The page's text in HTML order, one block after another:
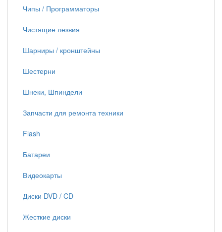
Чипы / Программаторы
Чистящие лезвия
Шарниры / кронштейны
Шестерни
Шнеки, Шпиндели
Запчасти для ремонта техники
Flash
Батареи
Видеокарты
Диски DVD / CD
Жесткие диски